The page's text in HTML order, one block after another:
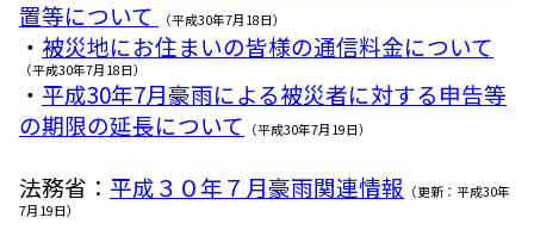
置等について
（平成30年7月18日）
・ 被災地にお住まいの皆様の通信料金について
（平成30年7月18日）
・ 平成30年7月豪雨による被災者に対する申告等
の期限の延長について （平成30年7月19日）
法務省： 平成３０年７月豪雨関連情報 （更新：平成30年
7月19日）